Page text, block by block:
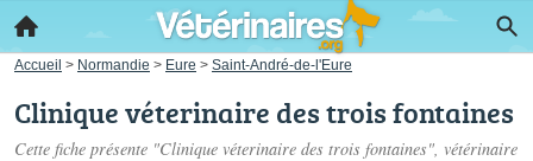
Accueil > Normandie > Eure > Saint-André-de-l'Eure
Clinique véterinaire des trois fontaines
Cette fiche présente "Clinique véterinaire des trois fontaines", vétérinaire